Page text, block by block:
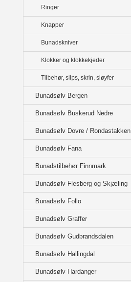
Ringer
Knapper
Bunadskniver
Klokker og klokkekjeder
Tilbehør, slips, skrin, sløyfer
Bunadsølv Bergen
Bunadsølv Buskerud Nedre
Bunadsølv Dovre / Rondastakken
Bunadsølv Fana
Bunadstilbehør Finnmark
Bunadsølv Flesberg og Skjæling
Bunadsølv Follo
Bunadsølv Graffer
Bunadsølv Gudbrandsdalen
Bunadsølv Hallingdal
Bunadsølv Hardanger